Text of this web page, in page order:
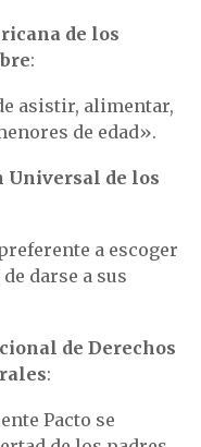
de los
:
asistir, alimentar,
de edad».
Universal de los
a escoger
darse a sus
de Derechos
:
Pacto se